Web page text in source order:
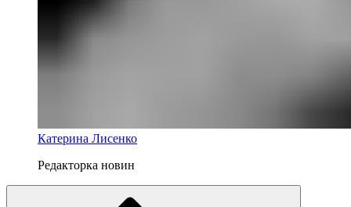
Катерина Лисенко
Редакторка новин